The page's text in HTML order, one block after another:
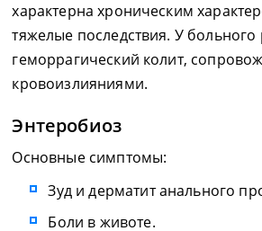
характерна хроническим
тяжелые последствия. У больного
геморрагический колит,
кровоизлияниями.
Энтеробиоз
Основные симптомы:
Зуд и дерматит анального
Боли в животе.